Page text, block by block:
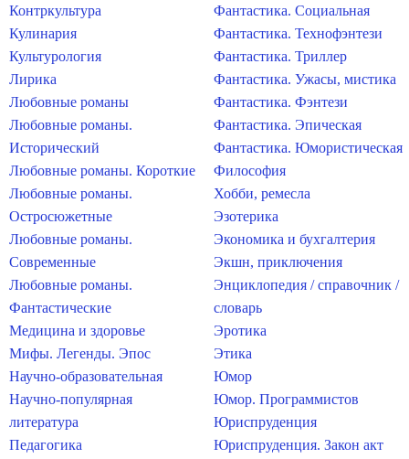
Контркультура
Кулинария
Культурология
Лирика
Любовные романы
Любовные романы.
Исторический
Любовные романы. Короткие
Любовные романы.
Остросюжетные
Любовные романы.
Современные
Любовные романы.
Фантастические
Медицина и здоровье
Мифы. Легенды. Эпос
Научно-образовательная
Научно-популярная
литература
Педагогика
Фантастика. Социальная
Фантастика. Технофэнтези
Фантастика. Триллер
Фантастика. Ужасы, мистика
Фантастика. Фэнтези
Фантастика. Эпическая
Фантастика. Юмористическая
Философия
Хобби, ремесла
Эзотерика
Экономика и бухгалтерия
Экшн, приключения
Энциклопедия / справочник /
словарь
Эротика
Этика
Юмор
Юмор. Программистов
Юриспруденция
Юриспруденция. Закон акт